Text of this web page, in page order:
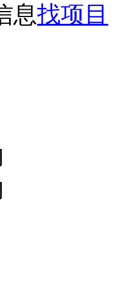
配套供应商一览
零部件配套供应商一览
息找项目